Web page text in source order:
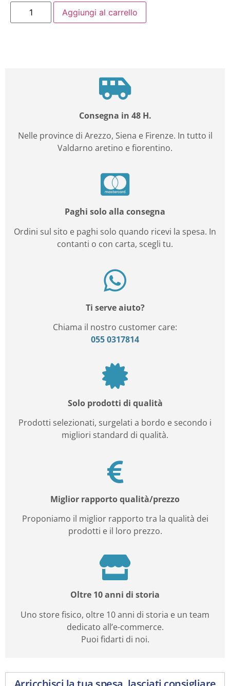
Aggiungi al carrello
Consegna in 48 H.
Nelle province di Arezzo, Siena e Firenze. In tutto il
Valdarno aretino e fiorentino.
Paghi solo alla consegna
Ordini sul sito e paghi solo quando ricevi la spesa. In
contanti o con carta, scegli tu.
Ti serve aiuto?
Chiama il nostro customer care:
055 0317814
Solo prodotti di qualità
Prodotti selezionati, surgelati a bordo e secondo i
migliori standard di qualità.
Miglior rapporto qualità/prezzo
Proponiamo il miglior rapporto tra la qualità dei
prodotti e il loro prezzo.
Oltre 10 anni di storia
Uno store fisico, oltre 10 anni di storia e un team
dedicato all’e-commerce.
Puoi fidarti di noi.